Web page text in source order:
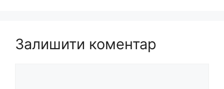
Залишити коментар